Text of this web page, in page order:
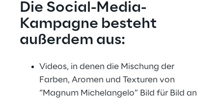
Die Social-Media-
Kampagne besteht
außerdem aus:
Videos, in denen die Mischung der
Farben, Aromen und Texturen von
“Magnum Michelangelo” Bild für Bild an